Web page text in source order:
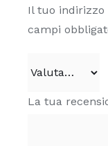
Il tuo indirizzo
campi
La tua